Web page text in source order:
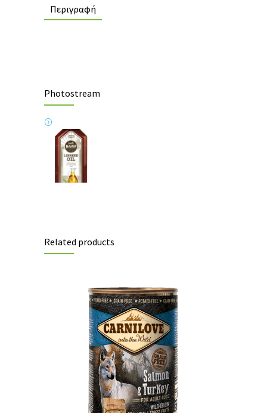
Περιγραφή
Photostream
Related products